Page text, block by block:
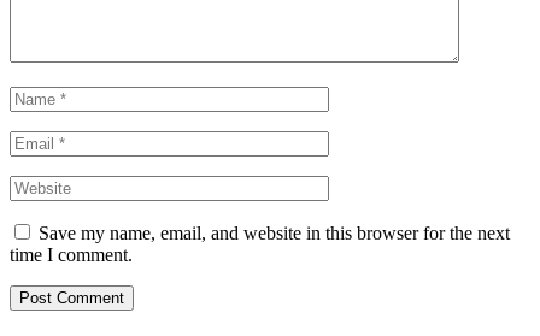
Save my name, email, and website in this browser for the next
time I comment.